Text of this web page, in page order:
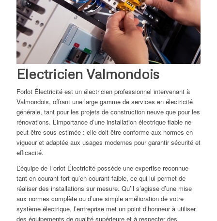
Electricien Valmondois
Forlot Électricité est un électricien professionnel intervenant à
Valmondois, offrant une large gamme de services en électricité
générale, tant pour les projets de construction neuve que pour les
rénovations. L’importance d’une installation électrique fiable ne
peut être sous-estimée : elle doit être conforme aux normes en
vigueur et adaptée aux usages modernes pour garantir sécurité et
efficacité.
L’équipe de Forlot Électricité possède une expertise reconnue
tant en courant fort qu’en courant faible, ce qui lui permet de
réaliser des installations sur mesure. Qu’il s’agisse d’une mise
aux normes complète ou d’une simple amélioration de votre
système électrique, l’entreprise met un point d’honneur à utiliser
des équipements de qualité supérieure et à respecter des